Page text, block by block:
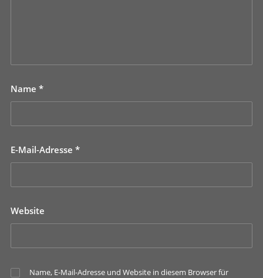
Name *
E-Mail-Adresse *
Website
Name, E-Mail-Adresse und Website in diesem Browser für